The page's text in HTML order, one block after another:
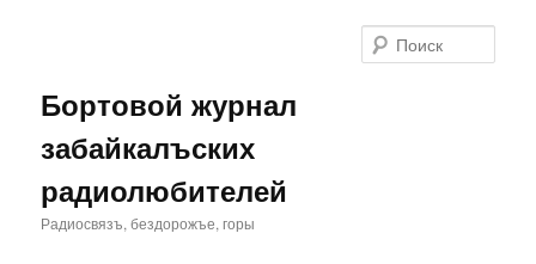
Бортовой журнал
забайкалъских
радиолюбителей
Радиосвязъ, бездорожъе, горы